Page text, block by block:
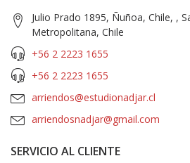
Julio Prado 1895, Ñuñoa, Chile, ,
Metropolitana, Chile
+56 2 2223 1655
+56 2 2223 1655
arriendos@estudionadjar.cl
arriendosnadjar@gmail.com
SERVICIO AL CLIENTE